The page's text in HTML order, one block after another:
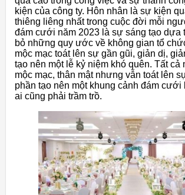
kiện của công ty. Hôn nhân là sự kiện
thiêng liêng nhất trong cuộc đời mỗi
đám cưới năm 2023 là sự sáng tạo dựa
bỏ những quy ước về không gian tổ
mộc mạc toát lên sự gần gũi, giản dị,
tạo nên một lễ kỷ niệm khó quên. Tất cả
mộc mạc, thân mật nhưng vẫn toát lên
phần tạo nên một khung cảnh đám cưới
ai cũng phải trầm trồ.